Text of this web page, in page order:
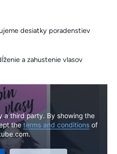
desiatky poradenstiev
a zahustenie vlasov
a third party. By showing the
the terms and conditionsof